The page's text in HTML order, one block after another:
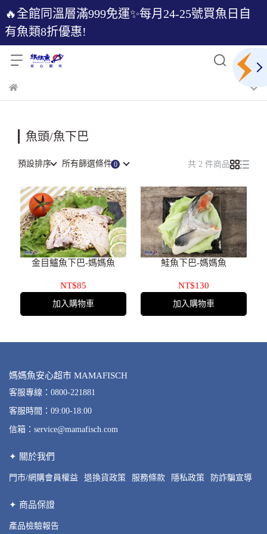
🔥全館同溫層滿999免運✨每月24-25號買魚日自
有魚類8折優惠!
魚頭/魚下巴
預設排序 所有篩選條件 共 2 件商品
金目鱸魚下巴-媽媽魚
NT$85
加入購物車
鮭魚下巴-媽媽魚
NT$130
加入購物車
媽媽魚安心超市 MAMAFISCH
客服專線：0800-221881
客服時間：09:00-18:00
信箱：service@mamafisch.com
✦ 關於我們
門市/網購會員權益 退換貨政策 服務條款 隱私政策 防詐騙宣導
✦ 商品保證
產品檢驗報告